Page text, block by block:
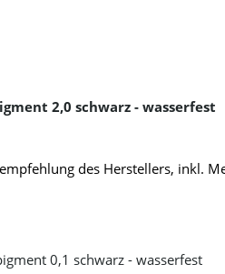
2,0 schwarz - wasserfest
des Herstellers, inkl.